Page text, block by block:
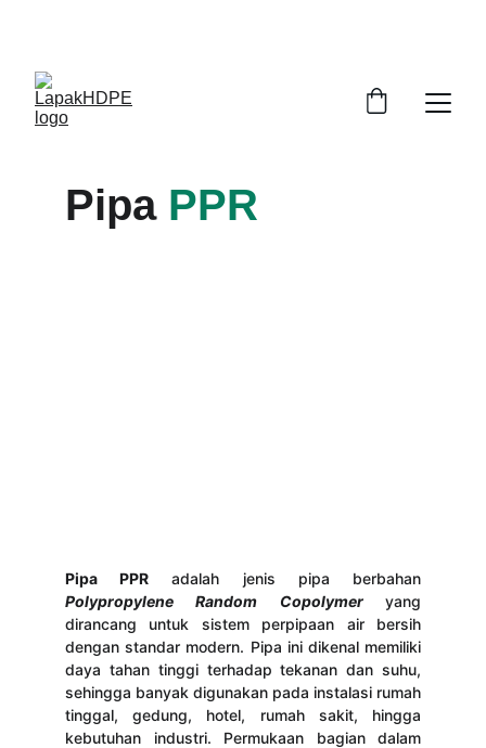
Pipa PPR
Pipa PPR adalah jenis pipa berbahan
Polypropylene Random Copolymer yang
dirancang untuk sistem perpipaan air bersih
dengan standar modern. Pipa ini dikenal memiliki
daya tahan tinggi terhadap tekanan dan suhu,
sehingga banyak digunakan pada instalasi rumah
tinggal, gedung, hotel, rumah sakit, hingga
kebutuhan industri. Permukaan bagian dalam